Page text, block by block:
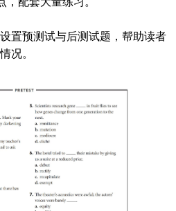
置预测试与后测试题，帮助读者
况。